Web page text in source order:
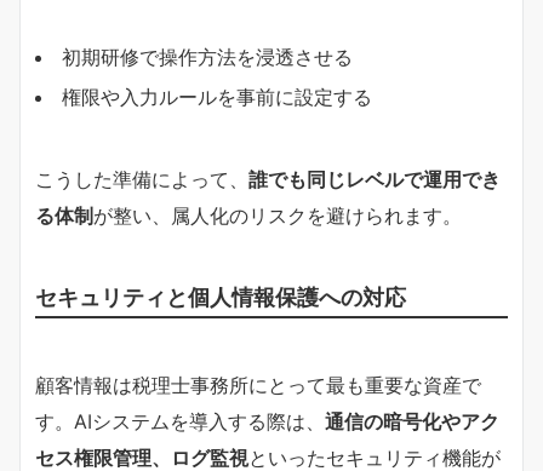
初期研修で操作方法を浸透させる
権限や入力ルールを事前に設定する
こうした準備によって、 誰でも同じレベルで運用でき
る体制が整い、属人化のリスクを避けられます。
セキュリティと個人情報保護への対応
顧客情報は税理士事務所にとって最も重要な資産で
す。AIシステムを導入する際は、 通信の暗号化やアク
セス権限管理、ログ監視といったセキュリティ機能が